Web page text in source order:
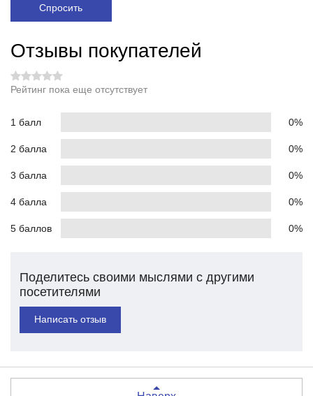
Спросить
Отзывы покупателей
Рейтинг пока еще отсутствует
1 балл 0%
2 балла 0%
3 балла 0%
4 балла 0%
5 баллов 0%
Поделитесь своими мыслями с другими
посетителями
Написать отзыв